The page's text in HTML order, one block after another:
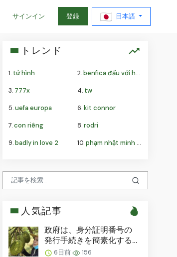
サインイン 登録 日本語
トレンド
1. tử hình 2.benfica đấu với hearts
3. 777x 4. tw
5.uefa europa 6.kit connor
7.con riêng 8.rodri
9.badly in love 2 10.phạm nhật minh anh
人気記事
政府は、身分証明番号の
発行手続きを簡素化する
決議を発表した。
6日前 156